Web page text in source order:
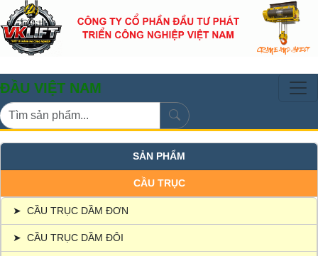
NAM
SẢN PHẨM
CẦU TRỤC
➤ CẦU TRỤC DẦM ĐƠN
➤ CẦU TRỤC DẦM ĐÔI